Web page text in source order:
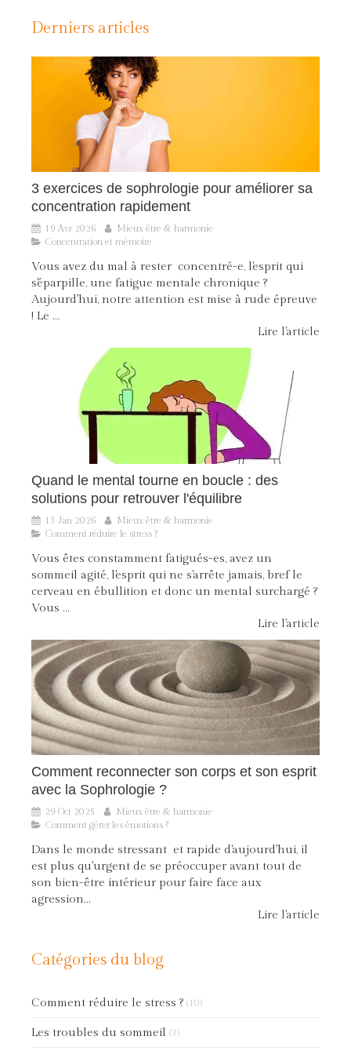
Derniers articles
3 exercices de sophrologie pour améliorer sa
concentration rapidement
19 Avr 2026
Mieux être & harmonie
Concentration et mémoire
Vous avez du mal à rester concentré-e, l'esprit qui
s'éparpille, une fatigue mentale chronique ?
Aujourd'hui, notre attention est mise à rude épreuve
! Le ...
Lire l'article
Quand le mental tourne en boucle : des
solutions pour retrouver l'équilibre
13 Jan 2026
Mieux être & harmonie
Comment réduire le stress ?
Vous êtes constamment fatigués-es, avez un
sommeil agité, l'esprit qui ne s'arrête jamais, bref le
cerveau en ébullition et donc un mental surchargé ?
Vous ...
Lire l'article
Comment reconnecter son corps et son esprit
avec la Sophrologie ?
29 Oct 2025
Mieux être & harmonie
Comment gérer les émotions ?
Dans le monde stressant et rapide d'aujourd'hui, il
est plus qu'urgent de se préoccuper avant tout de
son bien-être intérieur pour faire face aux
agression...
Lire l'article
Catégories du blog
Comment réduire le stress ? (10)
Les troubles du sommeil (3)